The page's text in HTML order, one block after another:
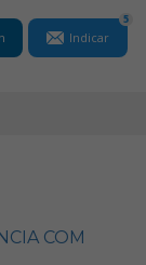
Indicar
5
COM